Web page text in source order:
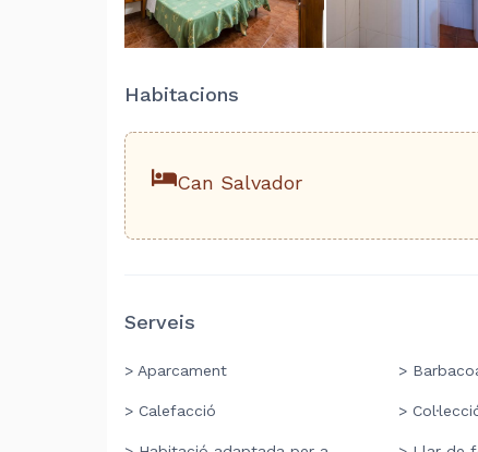
Habitacions
Can Salvador
Serveis
> Aparcament >
> Calefacció >